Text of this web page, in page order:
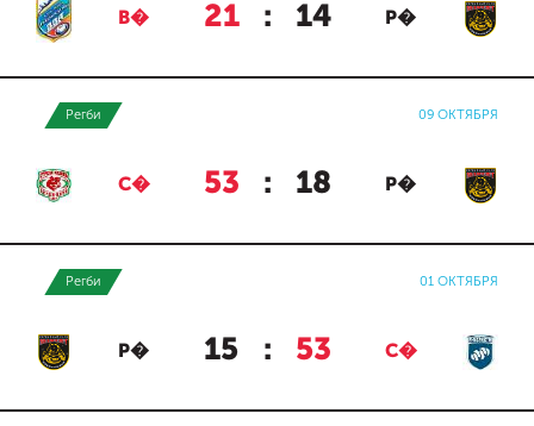
В� 21 : 14 Р�
Регби 09 ОКТЯБРЯ
С� 53 : 18 Р�
Регби 01 ОКТЯБРЯ
Р� 15 : 53 С�